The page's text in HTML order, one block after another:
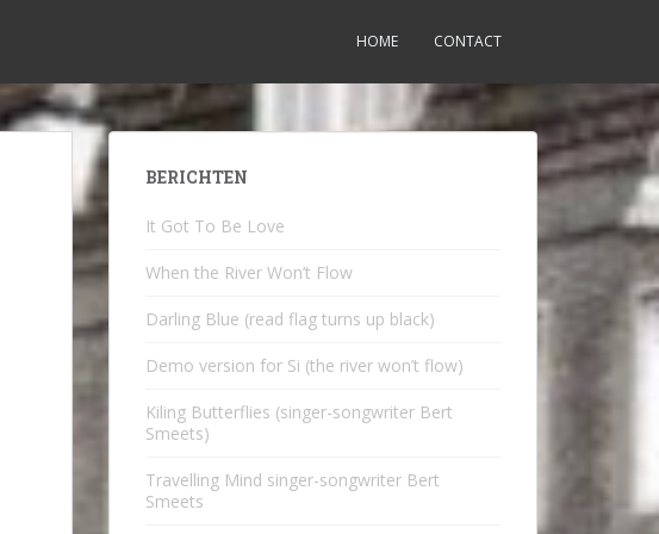
HOME CONTACT
BERICHTEN
It Got To Be Love
When the River Won’t Flow
Darling Blue (read flag turns up black)
Demo version for Si (the river won’t flow)
Kiling Butterflies (singer-songwriter Bert
Smeets)
Travelling Mind singer-songwriter Bert
Smeets